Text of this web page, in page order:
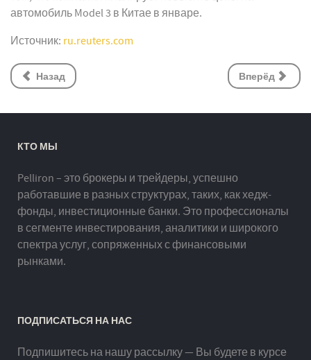
автомобиль Model 3 в Китае в январе.
Источник: ru.reuters.com
Назад Вперёд
КТО МЫ
Pelliron – это брокеры и трейдеры, успешно
работавшие в разных структурах, таких, как хедж-
фонды, инвестиционные банки. Это профессионалы
в сегменте инвестирования, аналитики и широкого
спектра услуг, сопряженных с финансовыми
рынками.
ПОДПИСАТЬСЯ НА НАС
Подпишитесь на нашу рассылку — Вы будете в курсе